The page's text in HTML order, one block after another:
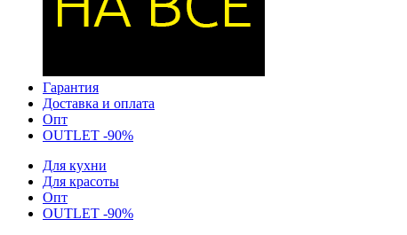
Гарантия
Доставка и оплата
Опт
OUTLET -90%
Для кухни
Для красоты
Опт
OUTLET -90%